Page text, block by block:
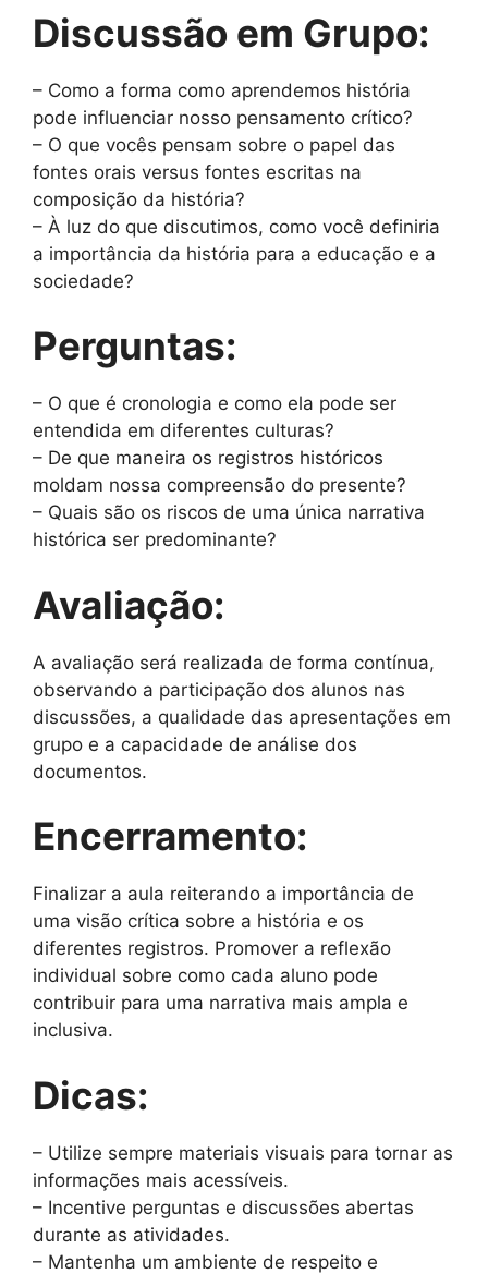
Discussão em Grupo:
– Como a forma como aprendemos história
pode influenciar nosso pensamento crítico?
– O que vocês pensam sobre o papel das
fontes orais versus fontes escritas na
composição da história?
– À luz do que discutimos, como você definiria
a importância da história para a educação e a
sociedade?
Perguntas:
– O que é cronologia e como ela pode ser
entendida em diferentes culturas?
– De que maneira os registros históricos
moldam nossa compreensão do presente?
– Quais são os riscos de uma única narrativa
histórica ser predominante?
Avaliação:
A avaliação será realizada de forma contínua,
observando a participação dos alunos nas
discussões, a qualidade das apresentações em
grupo e a capacidade de análise dos
documentos.
Encerramento:
Finalizar a aula reiterando a importância de
uma visão crítica sobre a história e os
diferentes registros. Promover a reflexão
individual sobre como cada aluno pode
contribuir para uma narrativa mais ampla e
inclusiva.
Dicas:
– Utilize sempre materiais visuais para tornar as
informações mais acessíveis.
– Incentive perguntas e discussões abertas
durante as atividades.
– Mantenha um ambiente de respeito e